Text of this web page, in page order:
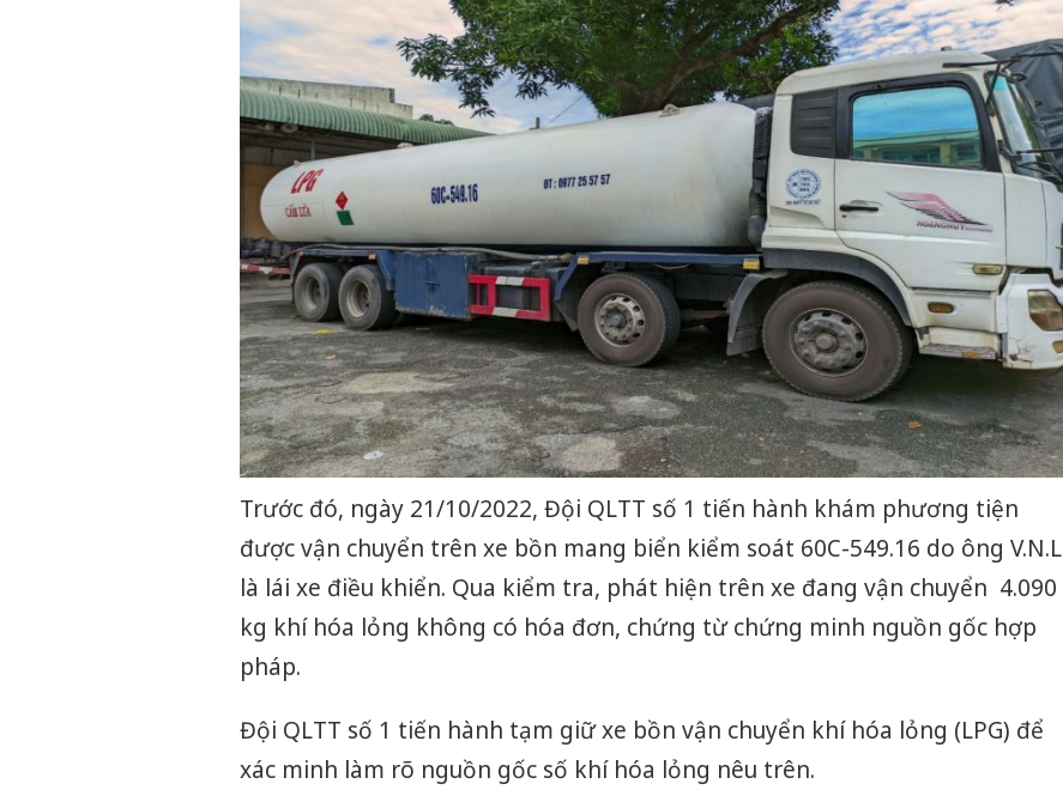
Trước đó, ngày 21/10/2022, Đội QLTT số 1 tiến hành khám phương tiện
được vận chuyển trên xe bồn mang biển kiểm soát 60C-549.16 do ông V.N.L
là lái xe điều khiển. Qua kiểm tra, phát hiện trên xe đang vận chuyển 4.090
kg khí hóa lỏng không có hóa đơn, chứng từ chứng minh nguồn gốc hợp
pháp.
Đội QLTT số 1 tiến hành tạm giữ xe bồn vận chuyển khí hóa lỏng (LPG) để
xác minh làm rõ nguồn gốc số khí hóa lỏng nêu trên.